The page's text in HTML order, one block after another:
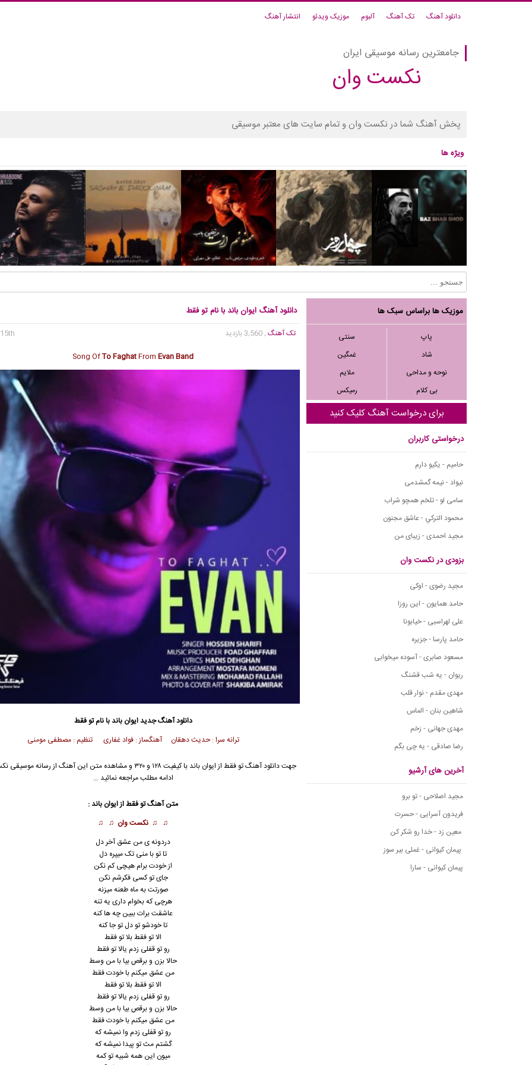
دانلود آهنگ تک آهنگ آلبوم موزیک ویدئو انتشار آهنگ
جامعترین رسانه موسیقی ایران
نکست وان
پخش آهنگ شما در نکست وان و تمام سایت های معتبر موسیقی
ویژه ها
موزیک ها براساس سبک ها
پاپ
سنتی
شاد
غمگین
نوحه و مداحی
ملایم
بی کلام
رمیکس
برای درخواست آهنگ کلیک کنید
درخواستی کاربران
حامیم - یکیو دارم
نیواد - نیمه گمشدمی
سامی لو - تلخم همچو شراب
محمود التركي - عاشق مجنون
مجید احمدی - زیبای من
بزودی در نکست وان
مجید رضوی - اوکی
حامد همایون - این روزا
علی لهراسبی - خیابونا
حامد پارسا - جزیره
مسعود صابری - آسوده میخوابی
ریوان - یه شب قشنگ
مهدی مقدم - نوار قلب
شاهین بنان - الماس
مهدی جهانی - زخم
رضا صادقی - یه چی بگم
آخرین های آرشیو
مجید اصلاحی - تو برو
فریدون آسرایی - حسرت
معین زد - خدا رو شکر کن
پیمان کیوانی - غملی بیر سوز
پیمان کیوانی - سارا
دانلود آهنگ ایوان باند با نام تو فقط
تک آهنگ, 3,560 بازدید
15th می 2023
Song OfTo FaghatFromEvan Band
دانلود آهنگ جدیدایوان باندبا نام تو فقط
ترانه سرا : حدیث دهقان آهنگساز : فواد غفاری تنظیم : مصطفی مومنی
جهت دانلود آهنگ تو فقط از ایوان باند
با کیفیت ۱۲۸ و ۳۲۰ و مشاهده متن این آهنگ از رسانه
ادامه مطلب مراجعه نمائید …
متن آهنگ تو فقط ازایوان باند:
♫ ♫ نکست وان ♫ ♫
دردونه ی من عشق آخر دل
تا تو با منی تک میپره دل
از خودت برام هیچی کم نکن
جای تو کسی فکرشم نکن
صورتت به ماه طعنه میزنه
هرچی که بخوام داری یه تنه
عاشقت برات ببین چه ها کنه
تا خودشو تو دل تو جا کنه
الا تو فقط بلا تو فقط
رو تو قفلی زدم یالا تو فقط
حالا بزن و برقص بیا با من وسط
من عشق میکنم با خودت فقط
الا تو فقط بلا تو فقط
رو تو قفلی زدم یالا تو فقط
حالا بزن و برقص بیا با من وسط
من عشق میکنم با خودت فقط
رو تو قفلی زدم وا نمیشه که
گشتم مث تو پیدا نمیشه که
میون این همه شبیه تو کمه